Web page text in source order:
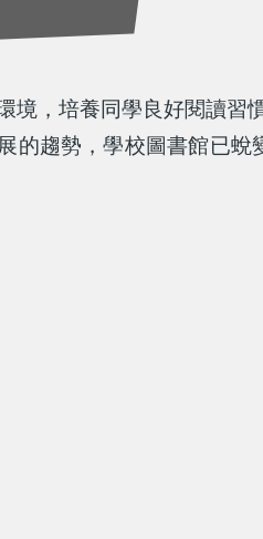
，培養同學良好閱讀習
的趨勢，學校圖書館已